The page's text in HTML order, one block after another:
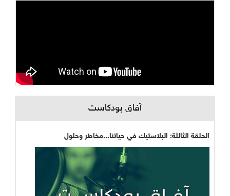
آفاق بودكاست
الحلقة الثالثة: البلاستيك في حياتنا...مخاطر وحلول